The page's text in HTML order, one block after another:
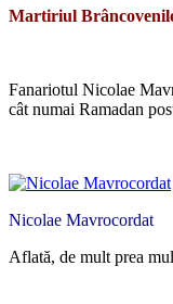
Martiriul
Fanariotul Nicolae
cât numai Ramadan
Nicolae Mavrocordat
Aflată, de mult prea